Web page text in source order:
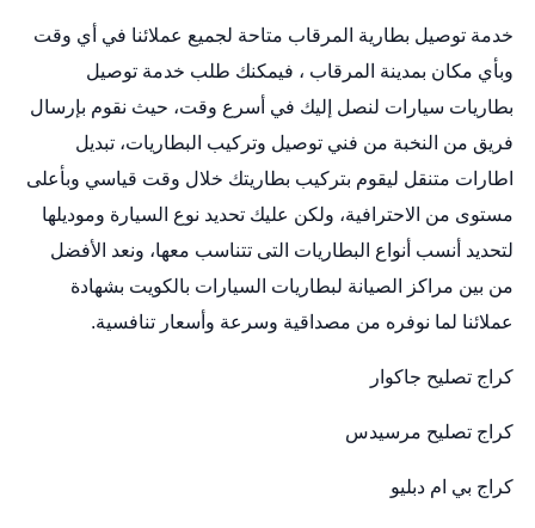
خدمة توصيل بطارية المرقاب متاحة لجميع عملائنا في أي وقت
وبأي مكان بمدينة المرقاب ، فيمكنك طلب خدمة توصيل
بطاريات سيارات لنصل إليك في أسرع وقت، حيث نقوم بإرسال
فريق من النخبة من فني توصيل وتركيب البطاريات، تبديل
اطارات متنقل ليقوم بتركيب بطاريتك خلال وقت قياسي وبأعلى
مستوى من الاحترافية، ولكن عليك تحديد نوع السيارة وموديلها
لتحديد أنسب أنواع البطاريات التى تتناسب معها، ونعد الأفضل
من بين مراكز الصيانة لبطاريات السيارات بالكويت بشهادة
عملائنا لما نوفره من مصداقية وسرعة وأسعار تنافسية.
كراج تصليح جاكوار
كراج تصليح مرسيدس
كراج بي ام دبليو